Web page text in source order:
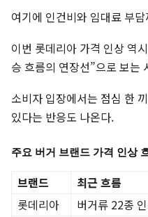
여기에 인건비와 임대료 부
이번 롯데리아 가격 인상 역
승 흐름의 연장선”으로 보는
소비자 입장에서는 점심 한
있다는 반응도 나온다.
주요 버거 브랜드 가격 인상
브랜드 최근 흐름
롯데리아
버거류 22종